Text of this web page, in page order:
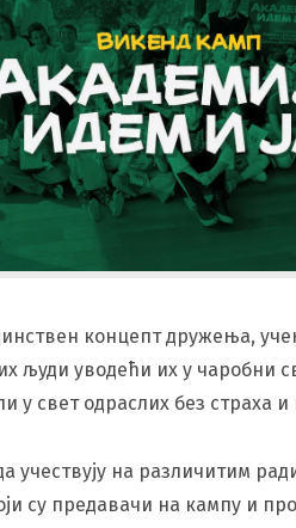
концепт дружења,
људи уводећи их у чаробни
у свет одраслих без страха
учествују на различитим
су предавачи на кампу и